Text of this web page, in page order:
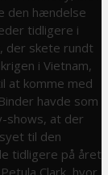
den hændelse
tidligere i
der skete rundt
i Vietnam,
at komme med
havde som
shows, at der
til den
tidligere på året
Clark, hvor